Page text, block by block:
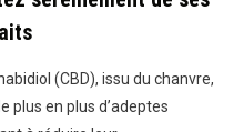
(CBD), issu du chanvre,
plus en plus d’adeptes